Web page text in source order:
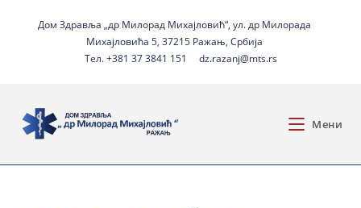
Дом Здравља „др Милорад Михајловић“, ул. др Милорада
Михајловића 5, 37215 Ражањ, Србија
Тел. +381 37 3841 151
dz.razanj@mts.rs
Мени